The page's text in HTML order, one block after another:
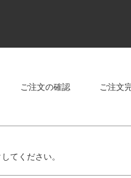
ご注文の確認 ご注文
てください。